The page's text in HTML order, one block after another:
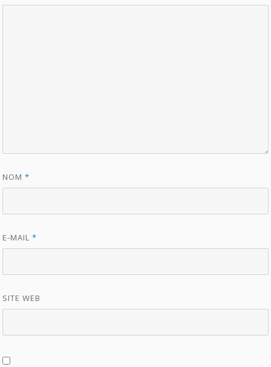
NOM*
E-MAIL*
SITE WEB